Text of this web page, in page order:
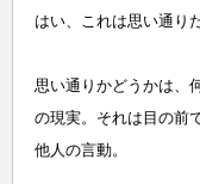
はい、これは思い通り
思い通りかどうかは、
の現実。それは目の前
他人の言動。